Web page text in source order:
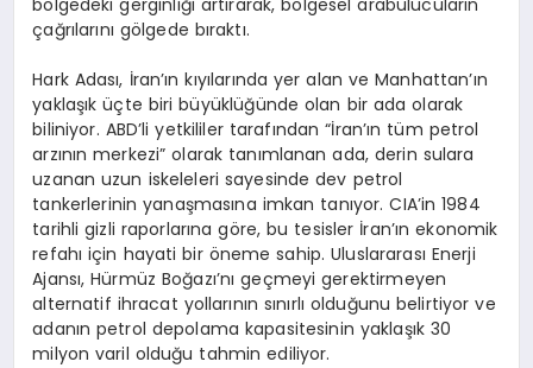
bölgedeki gerginliği artırarak, bölgesel arabulucuların
çağrılarını gölgede bıraktı.
Hark Adası, İran’ın kıyılarında yer alan ve Manhattan’ın
yaklaşık üçte biri büyüklüğünde olan bir ada olarak
biliniyor. ABD’li yetkililer tarafından “İran’ın tüm petrol
arzının merkezi” olarak tanımlanan ada, derin sulara
uzanan uzun iskeleleri sayesinde dev petrol
tankerlerinin yanaşmasına imkan tanıyor. CIA’in 1984
tarihli gizli raporlarına göre, bu tesisler İran’ın ekonomik
refahı için hayati bir öneme sahip. Uluslararası Enerji
Ajansı, Hürmüz Boğazı’nı geçmeyi gerektirmeyen
alternatif ihracat yollarının sınırlı olduğunu belirtiyor ve
adanın petrol depolama kapasitesinin yaklaşık 30
milyon varil olduğu tahmin ediliyor.